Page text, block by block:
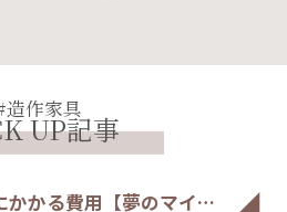
造作家具
UP記事
かる費用【夢のマイ…